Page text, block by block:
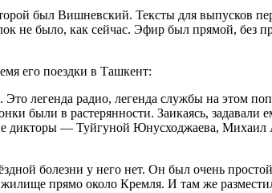
был Вишневский. Тексты для выпусков
не было, как сейчас. Эфир был прямой, без
его поездки в Ташкент:
легенда радио, легенда службы на этом
были в растерянности. Заикаясь,
дикторы — Туйгуной Юнусходжаева,
болезни у него нет. Он был очень
прямо около Кремля. И там же